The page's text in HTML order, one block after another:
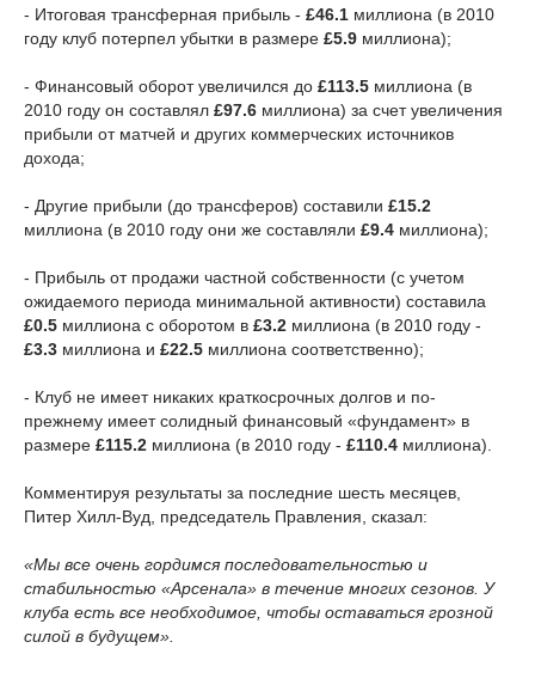
- Итоговая трансферная прибыль - £46.1 миллиона (в 2010
году клуб потерпел убытки в размере £5.9 миллиона);
- Финансовый оборот увеличился до £113.5 миллиона (в
2010 году он составлял £97.6 миллиона) за счет увеличения
прибыли от матчей и других коммерческих источников
дохода;
- Другие прибыли (до трансферов) составили £15.2
миллиона (в 2010 году они же составляли £9.4 миллиона);
- Прибыль от продажи частной собственности (с учетом
ожидаемого периода минимальной активности) составила
£0.5 миллиона с оборотом в £3.2 миллиона (в 2010 году -
£3.3 миллиона и £22.5 миллиона соответственно);
- Клуб не имеет никаких краткосрочных долгов и по-
прежнему имеет солидный финансовый «фундамент» в
размере £115.2 миллиона (в 2010 году - £110.4 миллиона).
Комментируя результаты за последние шесть месяцев,
Питер Хилл-Вуд, председатель Правления, сказал:
«Мы все очень гордимся последовательностью и
стабильностью «Арсенала» в течение многих сезонов. У
клуба есть все необходимое, чтобы оставаться грозной
силой в будущем».